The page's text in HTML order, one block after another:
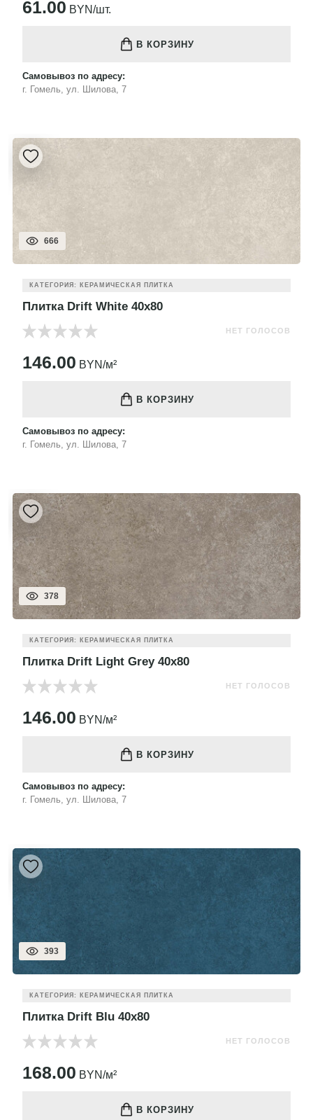
61.00 BYN/шт.
В КОРЗИНУ
Самовывоз по адресу:
г. Гомель, ул. Шилова, 7
666
КАТЕГОРИЯ: КЕРАМИЧЕСКАЯ ПЛИТКА
Плитка Drift White 40x80
НЕТ ГОЛОСОВ
146.00 BYN/м²
В КОРЗИНУ
Самовывоз по адресу:
г. Гомель, ул. Шилова, 7
378
КАТЕГОРИЯ: КЕРАМИЧЕСКАЯ ПЛИТКА
Плитка Drift Light Grey 40x80
НЕТ ГОЛОСОВ
146.00 BYN/м²
В КОРЗИНУ
Самовывоз по адресу:
г. Гомель, ул. Шилова, 7
393
КАТЕГОРИЯ: КЕРАМИЧЕСКАЯ ПЛИТКА
Плитка Drift Blu 40x80
НЕТ ГОЛОСОВ
168.00 BYN/м²
В КОРЗИНУ